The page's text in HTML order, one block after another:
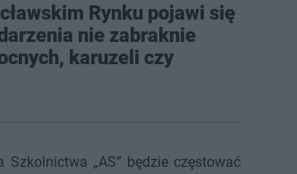
Rynku pojawi się
nie zabraknie
karuzeli czy
„AS” będzie częstować